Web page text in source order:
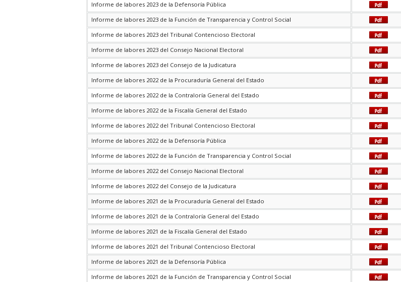
Informe de labores 2023 de la Defensoría Pública
Informe de labores 2023 de la Función de Transparencia y Control Social
Informe de labores 2023 del Tribunal Contencioso Electoral
Informe de labores 2023 del Consejo Nacional Electoral
Informe de labores 2023 del Consejo de la Judicatura
Informe de labores 2022 de la Procuraduría General del Estado
Informe de labores 2022 de la Contraloría General del Estado
Informe de labores 2022 de la Fiscalía General del Estado
Informe de labores 2022 del Tribunal Contencioso Electoral
Informe de labores 2022 de la Defensoría Pública
Informe de labores 2022 de la Función de Transparencia y Control Social
Informe de labores 2022 del Consejo Nacional Electoral
Informe de labores 2022 del Consejo de la Judicatura
Informe de labores 2021 de la Procuraduría General del Estado
Informe de labores 2021 de la Contraloría General del Estado
Informe de labores 2021 de la Fiscalía General del Estado
Informe de labores 2021 del Tribunal Contencioso Electoral
Informe de labores 2021 de la Defensoría Pública
Informe de labores 2021 de la Función de Transparencia y Control Social